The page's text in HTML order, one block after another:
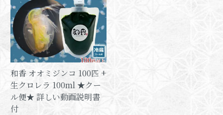
和香 オオミジンコ 100匹 +
生クロレラ 100ml ★クー
ル便★ 詳しい動画説明書
付